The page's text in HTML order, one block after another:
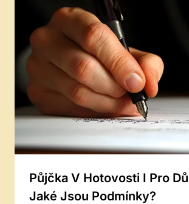
Půjčka V Hotovosti I Pro
Jaké Jsou Podmínky?